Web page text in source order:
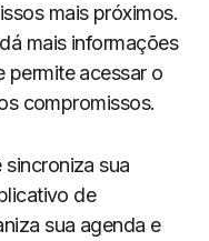
mais próximos.
mais informações
permite acessar o
compromissos.
sua
de
sua agenda e